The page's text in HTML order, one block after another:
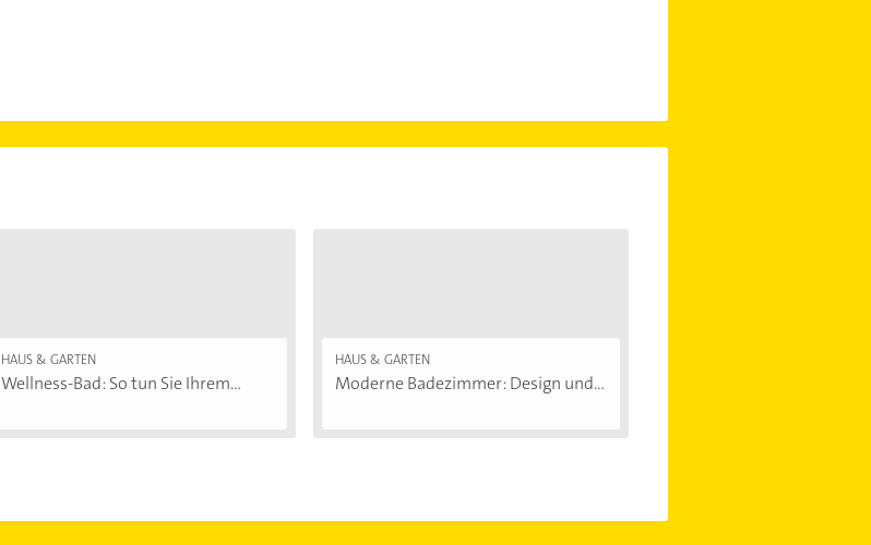
HAUS & GARTEN
Wellness-Bad: So tun Sie Ihrem...
HAUS & GARTEN
Moderne Badezimmer: Design und...